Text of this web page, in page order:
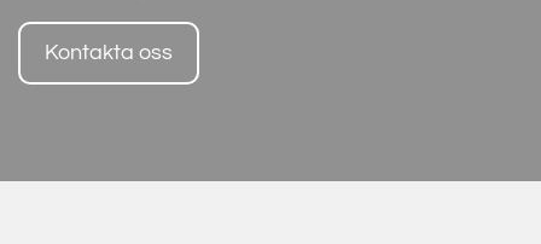
Kontakta oss